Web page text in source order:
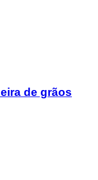
de grãos